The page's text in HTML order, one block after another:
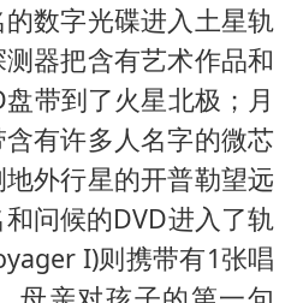
数字光碟进入土星轨
器把含有艺术作品和
带到了火星北极；月
有许多人名字的微芯
外行星的开普勒望远
问候的DVD进入了轨
I)则携带有1张唱